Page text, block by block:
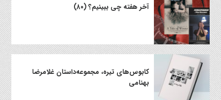
آخر هفته چی ببینیم؟ (۸۰)
کابوس‌های تیره، مجموعه‌داستان غلامرضا
بهنامی